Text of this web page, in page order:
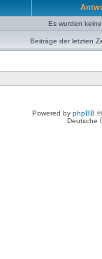
Es wurden
Beiträge der letzten
Powered by phpBB
Deutsche